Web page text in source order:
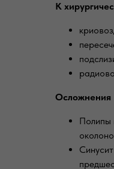
К
Осложнения
Полипы